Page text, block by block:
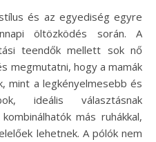
öltözködés során. A
teendők mellett sok nő
megmutatni, hogy a mamák
mint a legkényelmesebb és
ideális választásnak
más ruhákkal,
lehetnek. A pólók nem